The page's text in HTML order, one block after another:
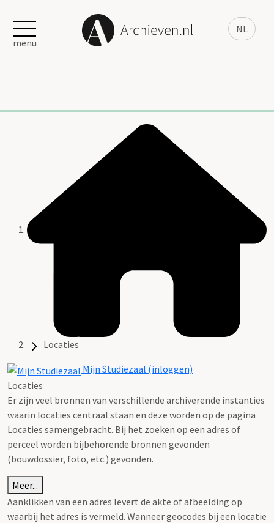
NL
menu
Locaties
Mijn Studiezaal (inloggen)
Locaties
Er zijn veel bronnen van verschillende archiverende instanties
waarin locaties centraal staan en deze worden op de pagina
Locaties samengebracht. Bij het zoeken op een adres of
perceel worden bijbehorende bronnen gevonden
(bouwdossier, foto, etc.) gevonden.
Meer...
Aanklikken van een adres levert de akte of afbeelding op
waarbij het adres is vermeld. Wanneer geocodes bij een locatie